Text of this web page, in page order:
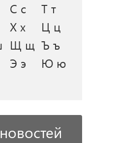
С с
Т т
Х х
Ц ц
Щ щ Ъ ъ
Э э
Ю ю